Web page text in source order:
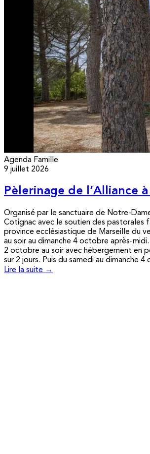
Agenda Famille
9 juillet 2026
Pèlerinage de l’Alliance
Organisé par le sanctuaire de Notre-
Cotignac avec le soutien des pastorales
province ecclésiastique de Marseille du
au soir au dimanche 4 octobre après-
2 octobre au soir avec hébergement en
sur 2 jours. Puis du samedi au dimanche 4
Lire la suite →